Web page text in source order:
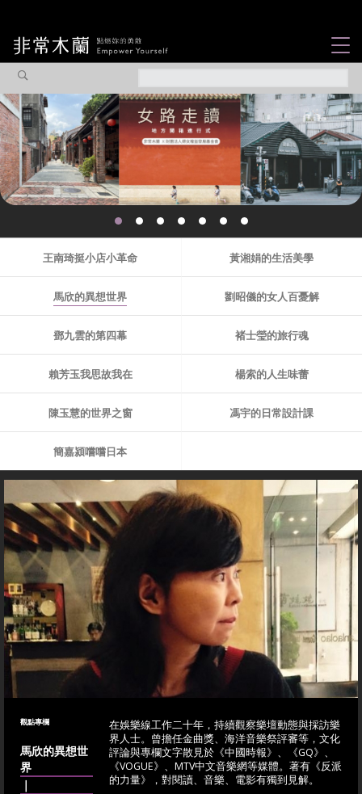
觀點專欄
焦點企劃
認識我們
你不知道的那些女
性故事...
王南琦挺小店小革命 黃湘娟的生活美學
馬欣的異想世界 劉昭儀的女人百憂解
鄧九雲的第四幕 褚士瑩的旅行魂
賴芳玉我思故我在 楊索的人生味蕾
陳玉慧的世界之窗 馮宇的日常設計課
簡嘉潁嚐嚐日本
觀點專欄
馬欣的異想世
界
｜
在娛樂線工作二十年，持續觀察樂壇動態與採訪樂
界人士。曾擔任金曲獎、海洋音樂祭評審等，文化
評論與專欄文字散見於《中國時報》、《GQ》、
《VOGUE》、MTV中文音樂網等媒體。著有《反派
的力量》，對閱讀、音樂、電影有獨到見解。